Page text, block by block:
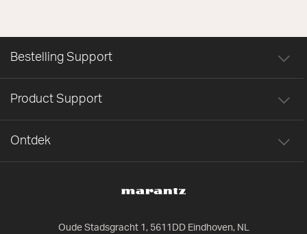
Oude Stadsgracht 1, 5611DD Eindhoven, NL
Bestelling Support
Product Support
Ontdek